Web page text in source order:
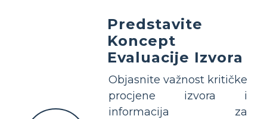
Predstavite
Koncept
Evaluacije Izvora
Objasnite važnost kritičke
procjene izvora i
informacija za